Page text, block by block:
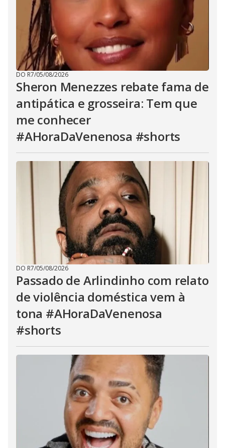
DO R7/05/08/2026
Sheron Menezzes rebate fama de
antipática e grosseira: Tem que
me conhecer
#AHoraDaVenenosa #shorts
DO R7/05/08/2026
Passado de Arlindinho com relato
de violência doméstica vem à
tona #AHoraDaVenenosa
#shorts